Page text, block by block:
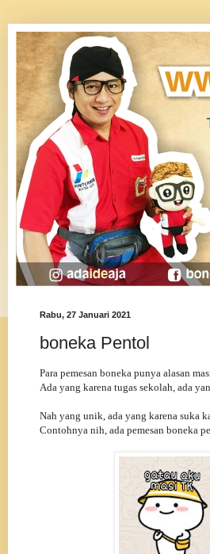
Rabu, 27 Januari 2021
boneka Pentol
Para pemesan boneka punya alasan
Ada yang karena tugas sekolah, ada
Nah yang unik, ada yang karena suka
Contohnya nih, ada pemesan boneka